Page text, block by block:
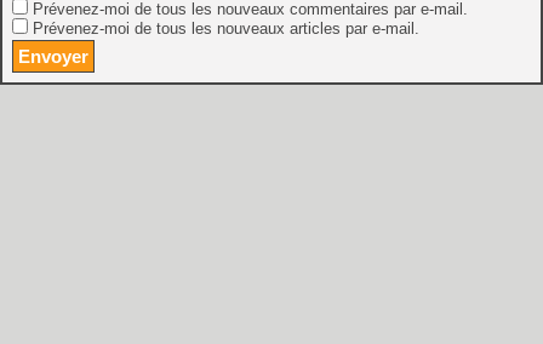
Prévenez-moi de tous les nouveaux commentaires par e-mail.
Prévenez-moi de tous les nouveaux articles par e-mail.